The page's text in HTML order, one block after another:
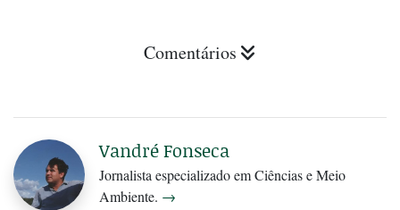
Comentários
Vandré Fonseca
Jornalista especializado em Ciências e Meio
Ambiente. →